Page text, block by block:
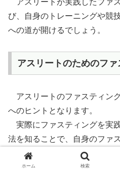
び、自身のトレーニングや競
への道が開けるでしょう。
アスリートのためのフ
アスリートのファスティン
へのヒントとなります。
実際にファスティングを実
法を知ることで、自身のファ
での参考にすることができます
ホーム 検索